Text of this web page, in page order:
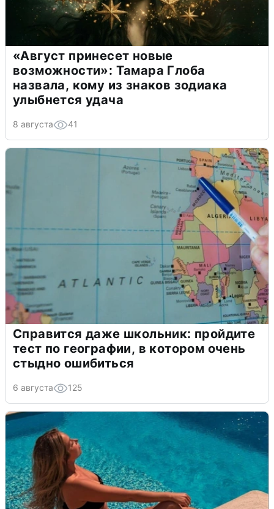
«Август принесет новые
возможности»: Тамара Глоба
назвала, кому из знаков зодиака
улыбнется удача
8 августа 41
Справится даже школьник: пройдите
тест по географии, в котором очень
стыдно ошибиться
6 августа 125